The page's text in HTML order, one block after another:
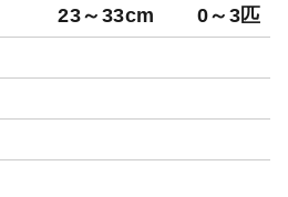
23～33cm 0～3匹